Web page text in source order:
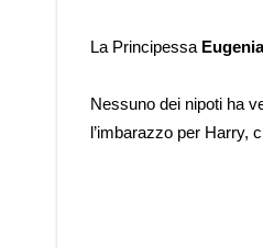
La Principessa Eugenia
Nessuno dei nipoti ha
l’imbarazzo per Harry,